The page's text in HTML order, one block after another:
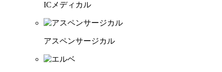
ICメディカル
アスペンサージカル